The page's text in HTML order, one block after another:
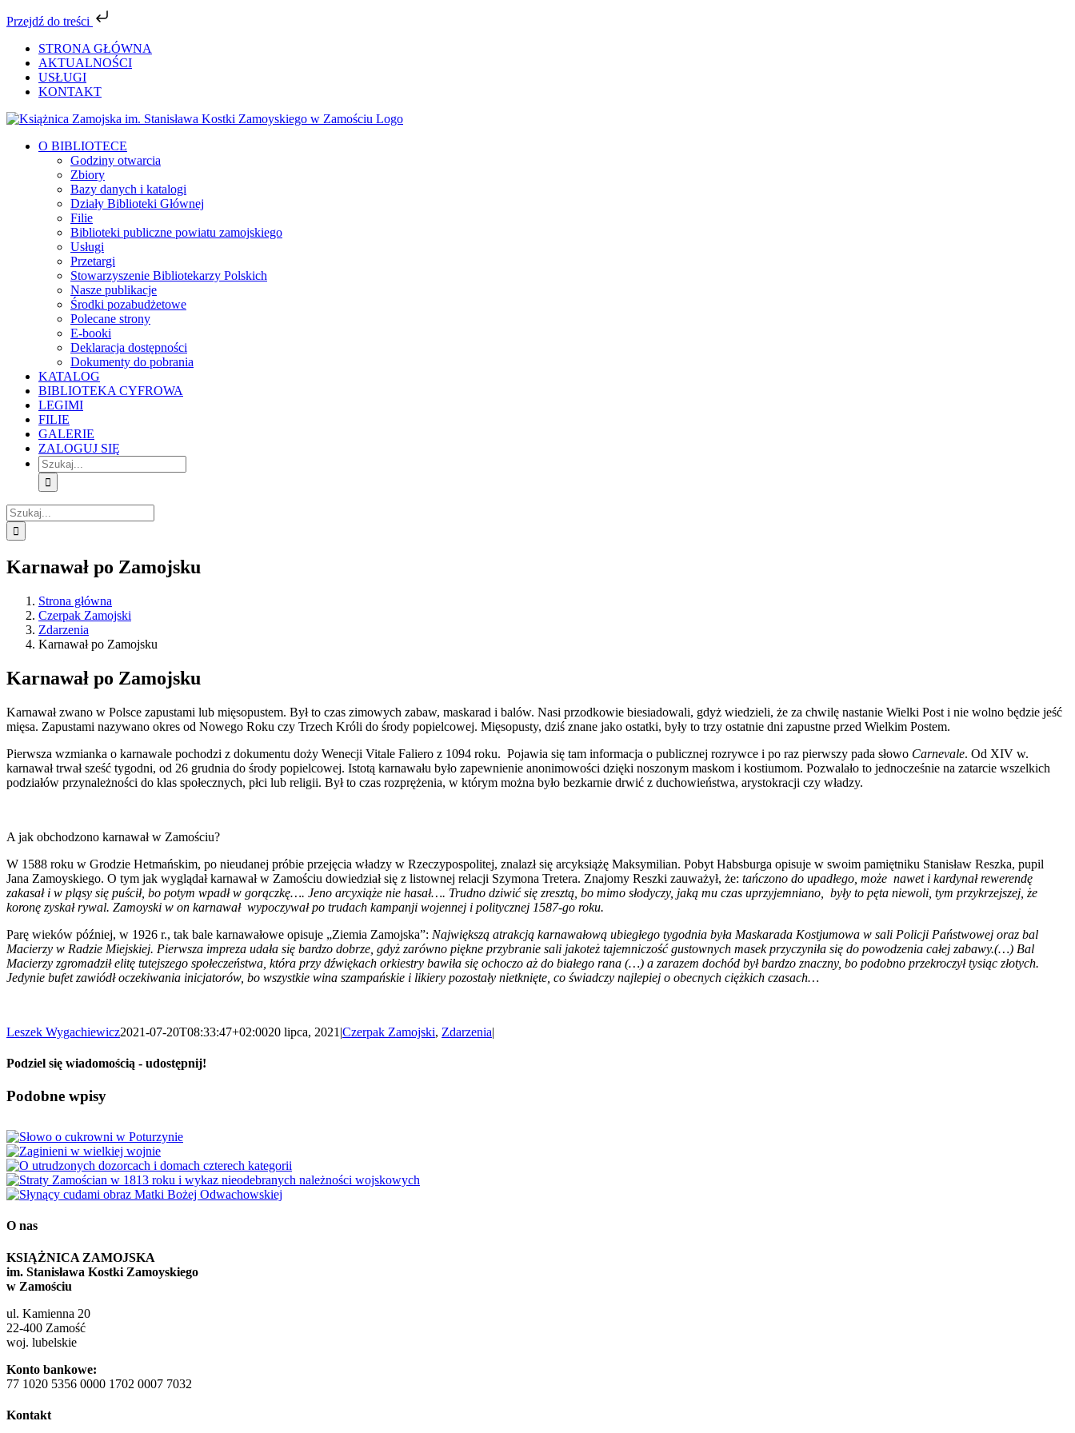
Przejdź do treści
zawartości
STRONA GŁÓWNA
AKTUALNOŚCI
USŁUGI
KONTAKT
Facebook
YouTube
Instagram
Tiktok
O BIBLIOTECE
Godziny otwarcia
Zbiory
Bazy danych i katalogi
Działy Biblioteki Głównej
Filie
Biblioteki publiczne powiatu zamojskiego
Usługi
Przetargi
Stowarzyszenie Bibliotekarzy Polskich
Nasze publikacje
Środki pozabudżetowe
Polecane strony
E-booki
Deklaracja dostępności
Dokumenty do pobrania
KATALOG
BIBLIOTEKA CYFROWA
LEGIMI
FILIE
GALERIE
ZALOGUJ SIĘ
Szukaj
Szukaj
Karnawał po Zamojsku
Strona główna
Czerpak Zamojski
Zdarzenia
Karnawał po Zamojsku
Karnawał po Zamojsku
Karnawał zwano w Polsce zapustami lub mięsopustem. Był to czas zimowych zabaw, maskarad i balów. Nasi przodkowie biesiadowali, gdyż wiedzieli, że za chwilę nastanie Wielki Post i nie wolno będzie jeść
mięsa. Zapustami nazywano okres od Nowego Roku czy Trzech Króli do środy popielcowej. Mięsopusty, dziś znane jako ostatki, były to trzy ostatnie dni zapustne przed Wielkim Postem.
Pierwsza wzmianka o karnawale pochodzi z dokumentu doży Wenecji Vitale Faliero z 1094 roku. Pojawia się tam informacja o publicznej rozrywce i po raz pierwszy pada słowo Carnevale. Od XIV w.
karnawał trwał sześć tygodni, od 26 grudnia do środy popielcowej. Istotą karnawału było zapewnienie anonimowości dzięki noszonym maskom i kostiumom. Pozwalało to jednocześnie na zatarcie wszelkich
podziałów przynależności do klas społecznych, płci lub religii. Był to czas rozprężenia, w którym można było bezkarnie drwić z duchowieństwa, arystokracji czy władzy.
A jak obchodzono karnawał w Zamościu?
W 1588 roku w Grodzie Hetmańskim, po nieudanej próbie przejęcia władzy w Rzeczypospolitej, znalazł się arcyksiążę Maksymilian. Pobyt Habsburga opisuje w swoim pamiętniku Stanisław Reszka, pupil
Jana Zamoyskiego. O tym jak wyglądał karnawał w Zamościu dowiedział się z listownej relacji Szymona Tretera. Znajomy Reszki zauważył, że: tańczono do upadłego, może nawet i kardynał rewerendę
zakasał i w pląsy się puścił, bo potym wpadł w gorączkę…. Jeno arcyxiąże nie hasał…. Trudno dziwić się zresztą, bo mimo słodyczy, jaką mu czas uprzyjemniano, były to pęta niewoli, tym przykrzejszej, że
koronę zyskał rywal. Zamoyski w on karnawał wypoczywał po trudach kampanji wojennej i politycznej 1587-go roku.
Parę wieków później, w 1926 r., tak bale karnawałowe opisuje „Ziemia Zamojska”: Największą atrakcją karnawałową ubiegłego tygodnia była Maskarada Kostjumowa w sali Policji Państwowej oraz bal
Macierzy w Radzie Miejskiej. Pierwsza impreza udała się bardzo dobrze, gdyż zarówno piękne przybranie sali jakoteż tajemniczość gustownych masek przyczyniła się do powodzenia całej zabawy.(…) Bal
Macierzy zgromadził elitę tutejszego społeczeństwa, która przy dźwiękach orkiestry bawiła się ochoczo aż do białego rana (…) a zarazem dochód był bardzo znaczny, bo podobno przekroczył tysiąc złotych.
Jedynie bufet zawiódł oczekiwania inicjatorów, bo wszystkie wina szampańskie i likiery pozostały nietknięte, co świadczy najlepiej o obecnych ciężkich czasach…
Leszek Wygachiewicz2021-07-20T08:33:47+02:0020 lipca, 2021 |Czerpak Zamojski, Zdarzenia|
Podziel się wiadomością - udostępnij!
Facebook
X
Reddit
LinkedIn
WhatsApp
Tumblr
Pinterest
Vk
Email
Podobne wpisy
O nas
KSIĄŻNICA ZAMOJSKA
im. Stanisława Kostki Zamoyskiego
w Zamościu
ul. Kamienna 20
22-400 Zamość
woj. lubelskie
Konto bankowe:
77 1020 5356 0000 1702 0007 7032
Kontakt